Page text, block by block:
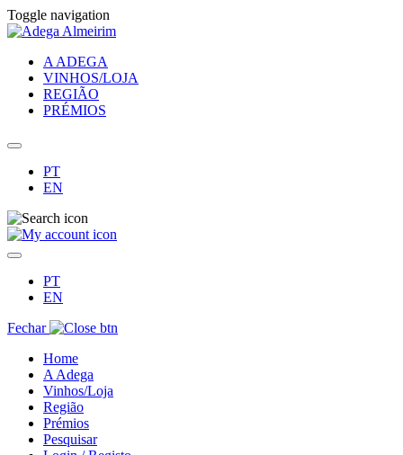
Toggle navigation
A ADEGA
VINHOS/LOJA
REGIÃO
PRÉMIOS
PT
EN
PT
EN
Fechar
Home
A Adega
Vinhos/Loja
Região
Prémios
Pesquisar